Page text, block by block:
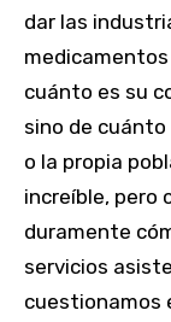
dar las
cuánto es su
sino de
o la propia
increíble, pero
duramente
servicios
cuestionamos